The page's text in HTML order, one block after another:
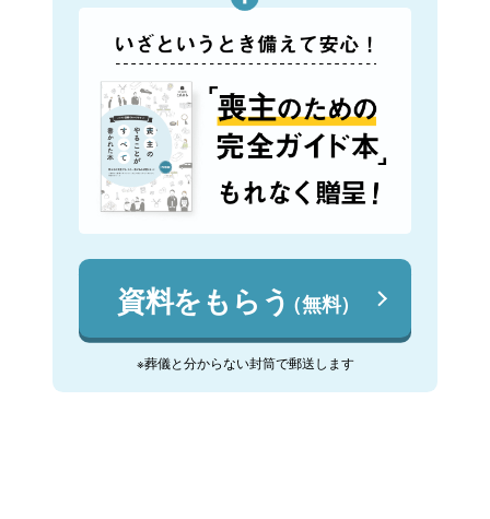
資料をもらう（無料）
※葬儀と分からない封筒で郵送します